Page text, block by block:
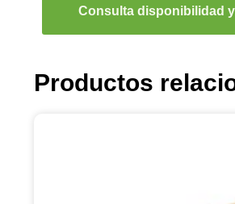
Consulta disponibilidad
Productos